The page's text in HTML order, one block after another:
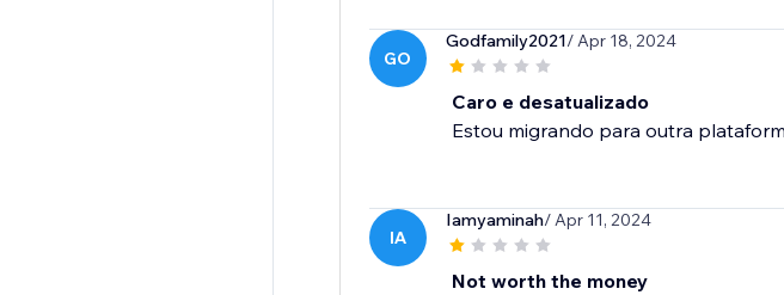
GO
Godfamily2021/ Apr 18, 2024
Caro e desatualizado
Estou migrando para outra
IA
Iamyaminah/ Apr 11, 2024
Not worth the money